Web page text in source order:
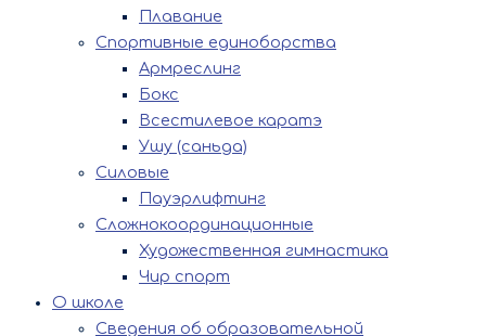
Плавание
Спортивные единоборства
Армреслинг
Бокс
Всестилевое каратэ
Ушу (саньда)
Силовые
Пауэрлифтинг
Сложнокоординационные
Художественная гимнастика
Чир спорт
О школе
Сведения об образовательной